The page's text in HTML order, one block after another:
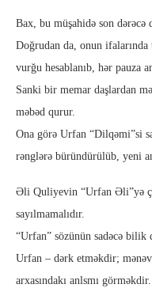
Bax, bu müşahidə son
Doğrudan da, onun
vurğu hesablanıb, hər pauza
Sanki bir memar daşlardan
məbəd qurur.
Ona görə Urfan “Dilqəmi”si
rənglərə büründürülüb, yeni
Əli Quliyevin “Urfan Əli”yə
sayılmamalıdır.
“Urfan” sözünün sadəcə bilik
Urfan – dərk etməkdir;
arxasındakı anlsmı görməkdir.